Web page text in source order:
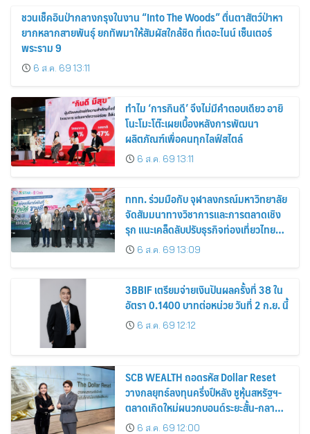
ชวนเช็คอินป่ากลางกรุงในงาน “Into The Woods” ตื่นตาสัตว์ป่าหา
ยากหลากสายพันธุ์ ยกทัพมาให้สัมผัสใกล้ชิด ที่เดอะไนน์ เซ็นเตอร์
พระราม 9
6 ส.ค. 69 13:11
ทำไม ‘การกินดี’ จึงไม่มีคำตอบเดียว อายิ
โนะโมะโต๊ะเผยเบื้องหลังการพัฒนา
ผลิตภัณฑ์เพื่อคนทุกไลฟ์สไตล์
6 ส.ค. 69 13:11
ททท. ร่วมมือกับ จุฬาลงกรณ์มหาวิทยาลัย
จัดสัมมนาทางวิชาการและการตลาดเชิง
รุก แนะเคล็ดลับปรับธุรกิจท่องเที่ยวไทย
“ขายได้ ขายดี ขายนาน”
6 ส.ค. 69 13:09
3BBIF เตรียมจ่ายเงินปันผลครั้งที่ 38 ใน
อัตรา 0.1400 บาทต่อหน่วย วันที่ 2 ก.ย. นี้
6 ส.ค. 69 12:12
SCB WEALTH ถอดรหัส Dollar Reset
วางกลยุทธ์ลงทุนครึ่งปีหลัง ชูหุ้นสหรัฐฯ-
ตลาดเกิดใหม่ผนวกบอนด์ระยะสั้น-กลาง
เสริมพอร์ตแกร่ง
6 ส.ค. 69 12:00